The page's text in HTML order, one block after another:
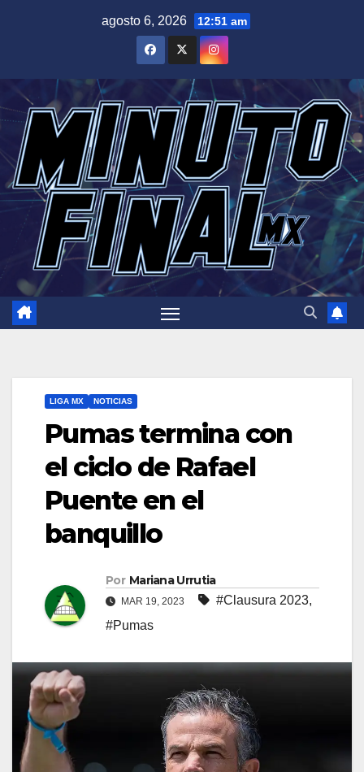
agosto 6, 2026 12:51 am
LIGA MX NOTICIAS
Pumas termina con
el ciclo de Rafael
Puente en el
banquillo
Por Mariana Urrutia
MAR 19, 2023 #Clausura 2023,
#Pumas